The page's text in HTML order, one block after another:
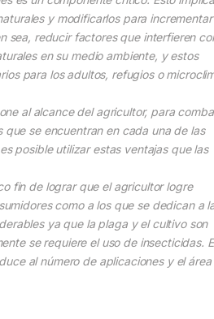
y modificarlos para incrementar
sea, reducir factores que interfieren
en su medio ambiente, y estos
para los adultos, refugios o
al alcance del agricultor, para
se encuentran en cada una de las
posible utilizar estas ventajas que las
fin de lograr que el agricultor logre
como a los que se dedican a
ya que la plaga y el cultivo son
se requiere el uso de insecticidas.
al número de aplicaciones y el área